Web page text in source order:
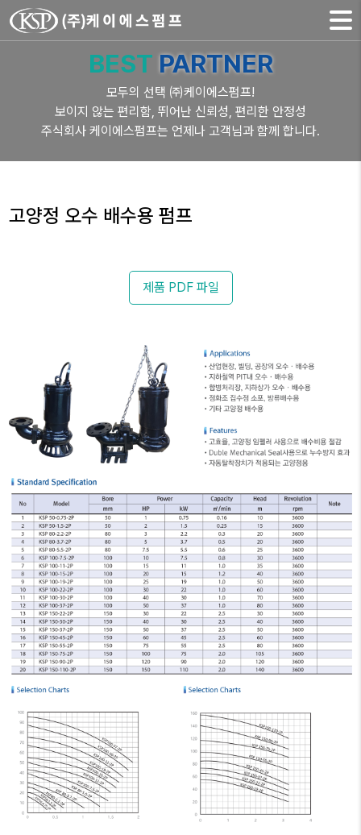
BEST PARTNER
모두의 선택 ㈜케이에스펌프!
보이지 않는 편리함, 뛰어난 신뢰성, 편리한 안정성
주식회사 케이에스펌프는 언제나 고객님과 함께 합니다.
고양정 오수 배수용 펌프
제품 PDF 파일